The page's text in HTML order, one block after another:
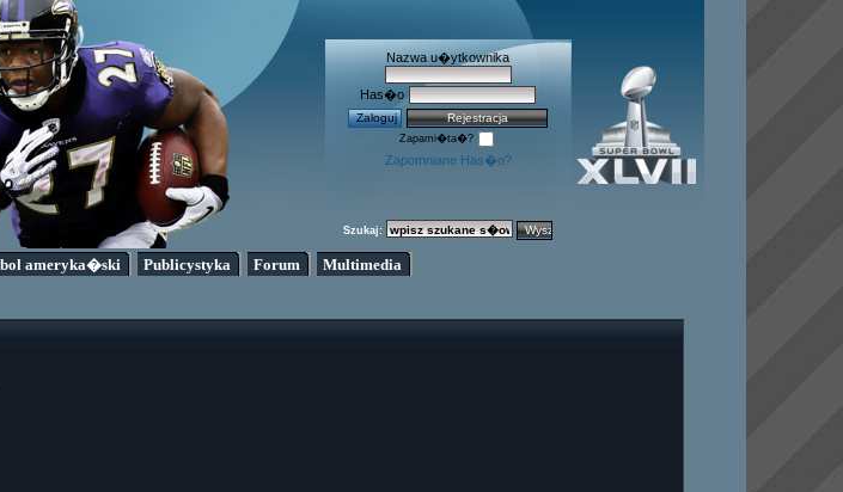
Nazwa u�ytkownika
Has�o
Zapami�ta�?
Zapomniane Has�o?
Szukaj:
ameryka�ski Publicystyka Forum Multimedia